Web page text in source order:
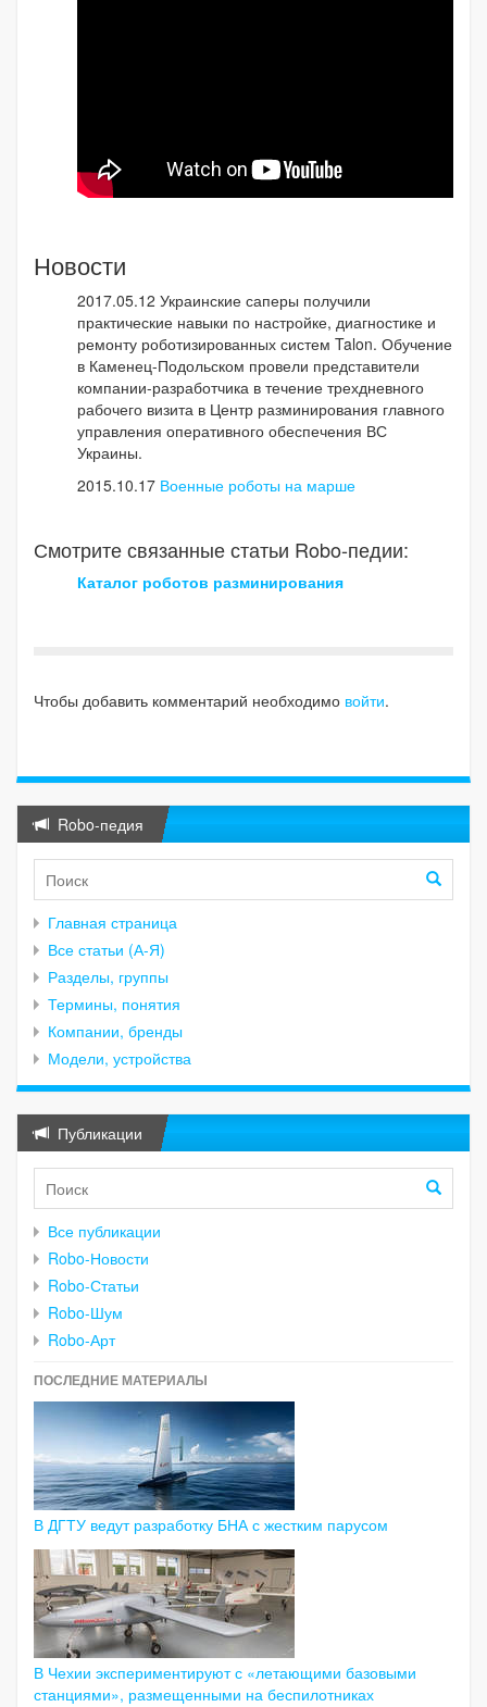
Новости
2017.05.12 Украинские саперы получили
практические навыки по настройке, диагностике и
ремонту роботизированных систем Talon. Обучение
в Каменец-Подольском провели представители
компании-разработчика в течение трехдневного
рабочего визита в Центр разминирования главного
управления оперативного обеспечения ВС
Украины.
2015.10.17 Военные роботы на марше
Смотрите связанные статьи Robo-педии:
Каталог роботов разминирования
Чтобы добавить комментарий необходимо войти.
Robo-педия
Главная страница
Все статьи (А-Я)
Разделы, группы
Термины, понятия
Компании, бренды
Модели, устройства
Публикации
Все публикации
Robo-Новости
Robo-Статьи
Robo-Шум
Robo-Арт
ПОСЛЕДНИЕ МАТЕРИАЛЫ
В ДГТУ ведут разработку БНА с жестким парусом
В Чехии экспериментируют с «летающими базовыми
станциями», размещенными на беспилотниках